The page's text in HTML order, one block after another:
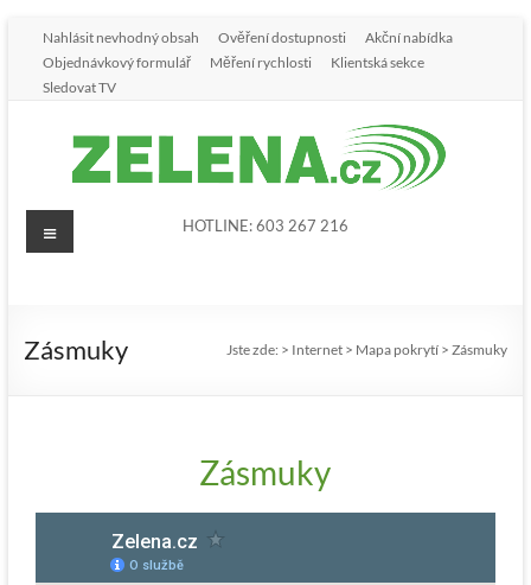
Nahlásit nevhodný obsah Ověření dostupnosti
Akční nabídka
Objednávkový formulář
Měření rychlosti
Klientská sekce
Sledovat TV
HOTLINE: 603 267 216
Zásmuky Jste zde: > Internet > Mapa pokrytí >Zásmuky
Zásmuky